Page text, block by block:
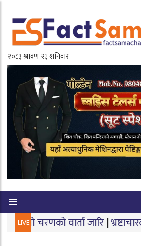
LIVE
वार्ता जारि|भ्रष्टाचारले तुहियो